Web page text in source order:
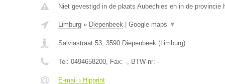
Niet gevestigd in de plaats Aubechies en in de provincie
Limburg» Diepenbeek| Google maps ▼
Salviastraat 53, 3590 Diepenbeek(Limburg)
Tel: 0494658200, Fax: -, BTW-nr: -
E-mail › Hipprint